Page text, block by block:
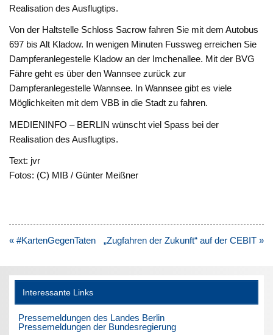
Realisation des Ausflugtips.
Von der Haltstelle Schloss Sacrow fahren Sie mit dem Autobus
697 bis Alt Kladow. In wenigen Minuten Fussweg erreichen Sie
Dampferanlegestelle Kladow an der Imchenallee. Mit der BVG
Fähre geht es über den Wannsee zurück zur
Dampferanlegestelle Wannsee. In Wannsee gibt es viele
Möglichkeiten mit dem VBB in die Stadt zu fahren.
MEDIENINFO – BERLIN wünscht viel Spass bei der
Realisation des Ausflugtips.
Text: jvr
Fotos: (C) MIB / Günter Meißner
Beitragsnavigation
« #KartenGegenTaten „Zugfahren der Zukunft“ auf der CEBIT »
Interessante Links
Pressemeldungen des Landes Berlin
Pressemeldungen der Bundesregierung